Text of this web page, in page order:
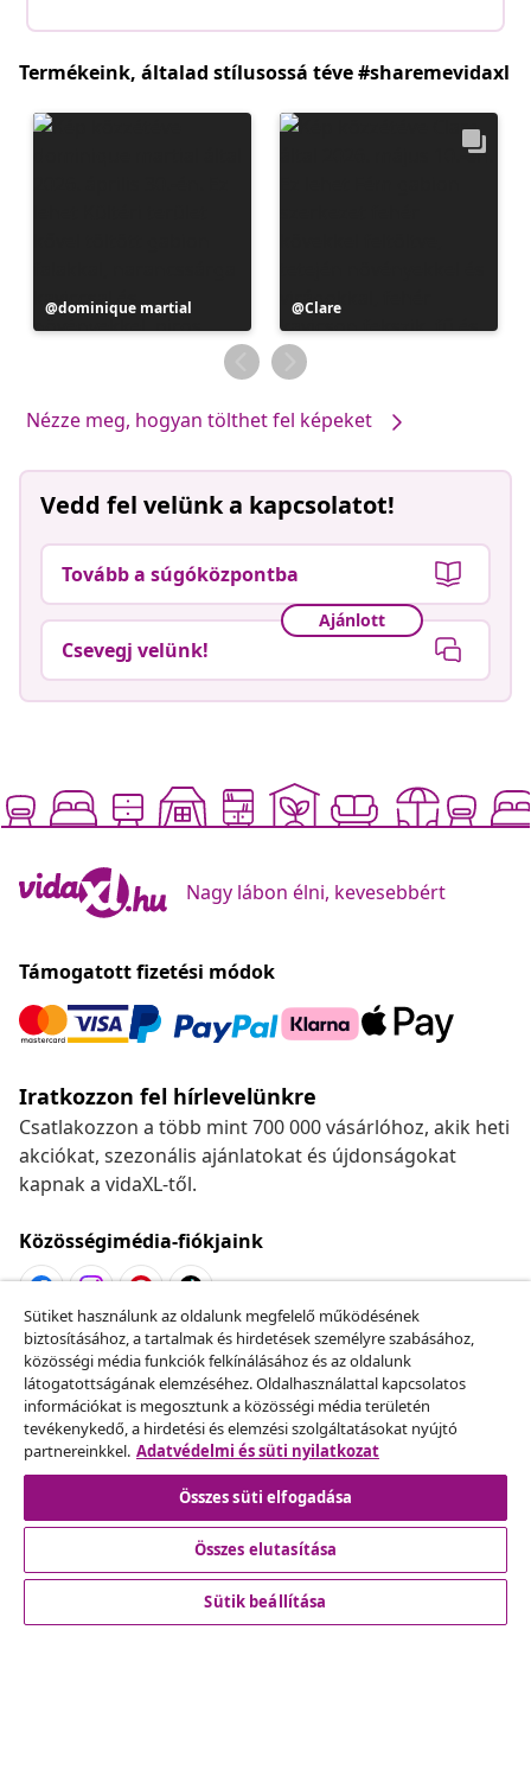
Termékeink, általad stílusossá téve #sharemevidaxl
Bejegyzés
közzétevője
dominique martial
Bejegyzés
közzétevője
Clare
Nézze meg, hogyan tölthet fel képeket
Vedd fel velünk a kapcsolatot!
Tovább a súgóközpontba
Ajánlott
Csevegj velünk!
Nagy lábon élni, kevesebbért
Támogatott fizetési módok
Iratkozzon fel hírlevelünkre
Csatlakozzon a több mint 700 000 vásárlóhoz, akik heti
akciókat, szezonális ajánlatokat és újdonságokat
kapnak a vidaXL-től.
Közösségimédia-fiókjaink
Szerződéstől való elállás
Küldj be egy rendelés lemondására vonatkozó
kérelmet.
Szerződéstől való elállás
Ügyfélszolgálat
Sütiket használunk az oldalunk megfelelő működésének
biztosításához, a tartalmak és hirdetések személyre szabásához,
közösségi média funkciók felkínálásához és az oldalunk
látogatottságának elemzéséhez. Oldalhasználattal kapcsolatos
információkat is megosztunk a közösségi média területén
tevékenykedő, a hirdetési és elemzési szolgáltatásokat nyújtó
partnereinkkel. Adatvédelmi és süti nyilatkozat
Összes süti elfogadása
Összes elutasítása
Sütik beállítása